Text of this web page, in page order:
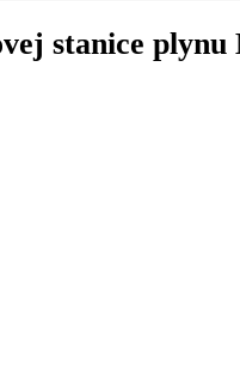
stanice plynu